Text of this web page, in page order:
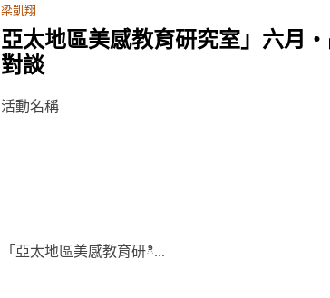
梁凱翔
亞太地區美感教育研究室」六月
對談
活動名稱
「亞太地區美感教育研ి...